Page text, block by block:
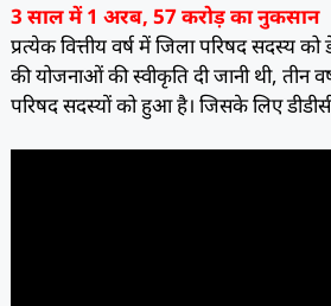
3 साल में 1 अरब, 57 करोड़ का नुकसान
प्रत्येक वित्तीय वर्ष में जिला परिषद सदस्य
की योजनाओं की स्वीकृति दी जानी थी,
परिषद सदस्यों को हुआ है। जिसके लिए